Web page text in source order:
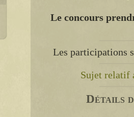
Le concours
Les participations
Sujet relatif
Détails